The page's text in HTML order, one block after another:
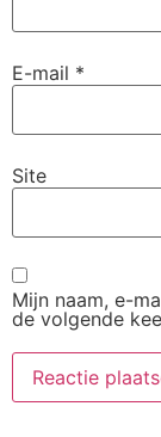
E-mail *
Site
Mijn naam, e-
de volgende